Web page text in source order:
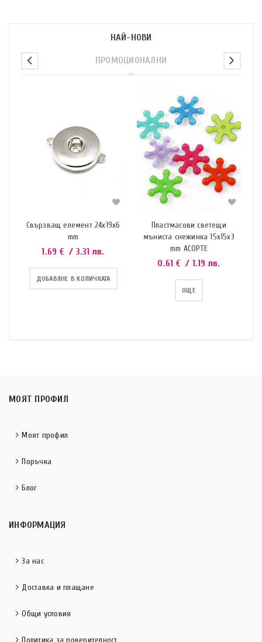
НАЙ-НОВИ
ПРОМОЦИОНАЛНИ
Свързващ елемент 24х19х6
mm
1.69 € / 3.31 лв.
ДОБАВЯНЕ В КОЛИЧКАТА
Пластмасови светещи
мъниста снежинка 15x15x3
mm АСОРТЕ
0.61 € / 1.19 лв.
ОЩЕ
МОЯТ ПРОФИЛ
Моят профил
Поръчка
Блог
ИНФОРМАЦИЯ
За нас
Доставка и плащане
Общи условия